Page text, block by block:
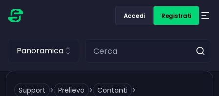
Accedi Registrati
Panoramica
Support > Prelievo > Contanti >